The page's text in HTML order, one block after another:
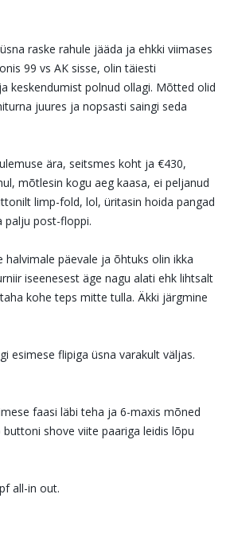
raske rahule jääda ja ehkki viimases
99 vs AK sisse, olin täiesti
keskendumist polnud ollagi. Mõtted olid
juures ja nopsasti saingi seda
ära, seitsmes koht ja €430,
mõtlesin kogu aeg kaasa, ei peljanud
limp-fold, lol, üritasin hoida pangad
palju post-floppi.
halvimale päevale ja õhtuks olin ikka
iseenesest äge nagu alati ehk lihtsalt
kohe teps mitte tulla. Äkki järgmine
esimese flipiga üsna varakult väljas.
faasi läbi teha ja 6-maxis mõned
shove viite paariga leidis lõpu
all-in out.